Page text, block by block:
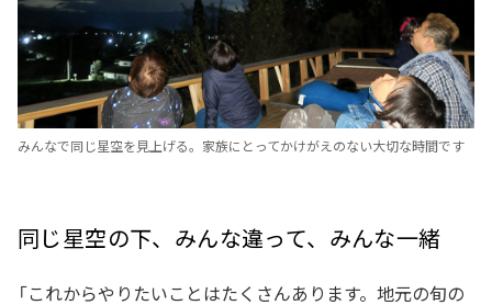
みんなで同じ星空を見上げる。家族にとってかけがえのない大切な時間です
同じ星空の下、みんな違って、みんな一緒
「これからやりたいことはたくさんあります。地元の旬の